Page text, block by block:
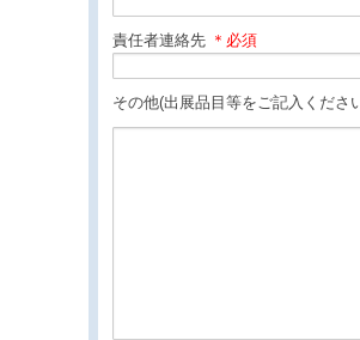
責任者連絡先 ＊必須
その他(出展品目等をご記入くださ